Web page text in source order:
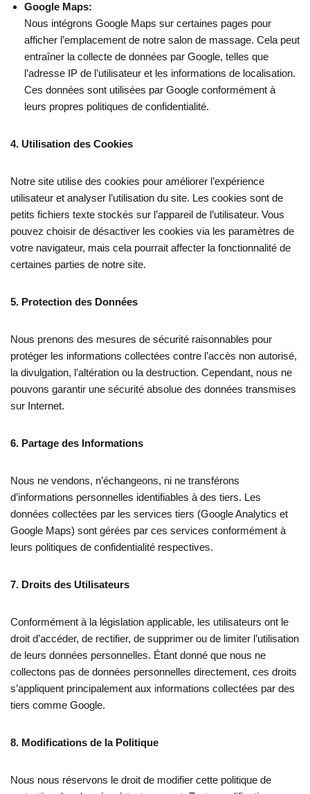
Google Maps:
Nous intégrons Google Maps sur certaines pages pour
afficher l’emplacement de notre salon de massage. Cela peut
entraîner la collecte de données par Google, telles que
l’adresse IP de l’utilisateur et les informations de localisation.
Ces données sont utilisées par Google conformément à
leurs propres politiques de confidentialité.
4. Utilisation des Cookies
Notre site utilise des cookies pour améliorer l’expérience
utilisateur et analyser l’utilisation du site. Les cookies sont de
petits fichiers texte stockés sur l’appareil de l’utilisateur. Vous
pouvez choisir de désactiver les cookies via les paramètres de
votre navigateur, mais cela pourrait affecter la fonctionnalité de
certaines parties de notre site.
5. Protection des Données
Nous prenons des mesures de sécurité raisonnables pour
protéger les informations collectées contre l’accès non autorisé,
la divulgation, l’altération ou la destruction. Cependant, nous ne
pouvons garantir une sécurité absolue des données transmises
sur Internet.
6. Partage des Informations
Nous ne vendons, n’échangeons, ni ne transférons
d’informations personnelles identifiables à des tiers. Les
données collectées par les services tiers (Google Analytics et
Google Maps) sont gérées par ces services conformément à
leurs politiques de confidentialité respectives.
7. Droits des Utilisateurs
Conformément à la législation applicable, les utilisateurs ont le
droit d’accéder, de rectifier, de supprimer ou de limiter l’utilisation
de leurs données personnelles. Étant donné que nous ne
collectons pas de données personnelles directement, ces droits
s’appliquent principalement aux informations collectées par des
tiers comme Google.
8. Modifications de la Politique
Nous nous réservons le droit de modifier cette politique de